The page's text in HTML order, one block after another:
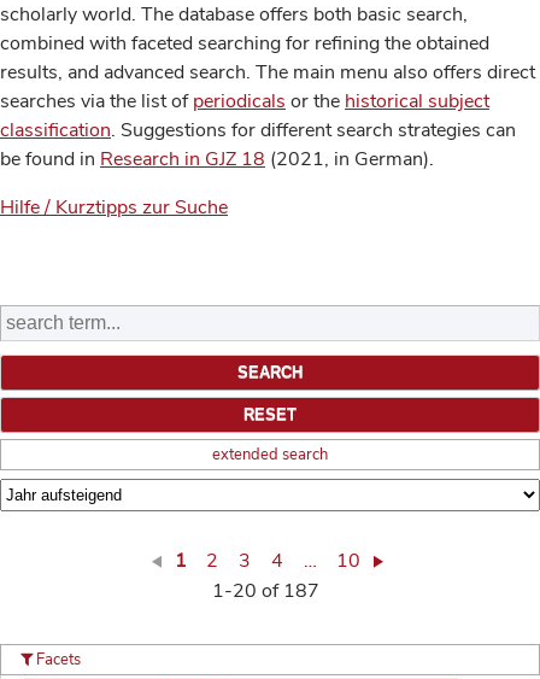
scholarly world. The database offers both basic search,
combined with faceted searching for refining the obtained
results, and advanced search. The main menu also offers direct
searches via the list ofperiodicals or the historical subject
classification. Suggestions for different search strategies can
be found in Research in GJZ 18 (2021, in German).
Hilfe / Kurztipps zur Suche
extended search
1 2 3 4 …
10
1-20 of 187
Facets